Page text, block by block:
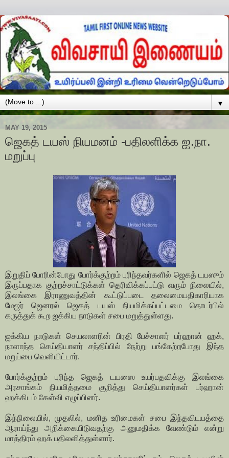
▼
MAY 19, 2015
ஜெகத் டயஸ் நியமனம் -பதிலளிக்க ஐ.நா.
மறுப்பு
இறுதிப் போரின்போது போர்க்குற்றம் புரிந்தவர்களில் ஜெகத் டயஸும்
இருப்பதாக குற்றச்சாட்டுக்கள் தெரிவிக்கப்பட்டு வரும் நிலையில்,
இலங்கை இராணுவத்தின் கூட்டுப்படை தலைமையதிகாரியாக
மேஜர் ஜெனரல் ஜெகத் டயஸ் நியமிக்கப்பட்டமை தொடர்பில்
கருத்துக் கூற ஐக்கிய நாடுகள் சபை மறுத்துள்ளது.
ஐக்கிய நாடுகள் செயலாளரின் பிரதி பேச்சாளர் பர்ஹான் ஹக்,
நாளாந்த செய்தியாளர் சந்திப்பில் நேற்று பங்கேற்றபோது இந்த
மறுப்பை வெளியிட்டார்.
போர்க்குற்றம் புரிந்த ஜெகத் டயஸை உயர்பதவிக்கு இலங்கை
அரசாங்கம் நியமித்தமை குறித்து செய்தியாளர்கள் பர்ஹான்
ஹக்கிடம் கேள்வி எழுப்பினர்.
இந்நிலையில், முதலில், மனித உரிமைகள் சபை இந்தவிடயத்தை
ஆராய்ந்து அறிக்கையிடுவதற்கு அனுமதிக்க வேண்டும் என்று
மாத்திரம் ஹக் பதிலளித்துள்ளார்.